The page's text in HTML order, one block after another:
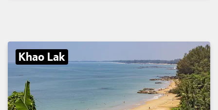
Khao Lak